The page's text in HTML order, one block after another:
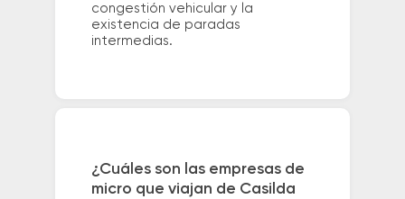
congestión vehicular y la
existencia de paradas
intermedias.
¿Cuáles son las empresas de
micro que viajan de Casilda